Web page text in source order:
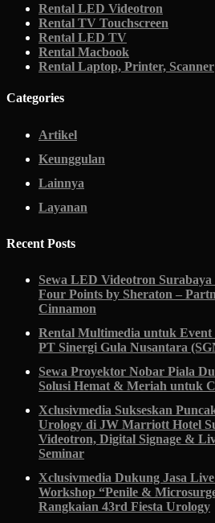
Rental LED Videotron
Rental TV Touchscreen
Rental LED TV
Rental Macbook
Rental Laptop, Printer, Scanner
Categories
Artikel
Keunggulan
Lainnya
Layanan
Recent Posts
Sewa LED Videotron
Four Points by Sheraton –
Cinnamon
Rental Multimedia untuk Event
PT Sinergi Gula Nusantara
Sewa Proyektor Nobar Piala
Solusi Hemat & Meriah untuk
Xclusivmedia Sukseskan
Urology di JW Marriott Hotel
Videotron, Digital Signage &
Seminar
Xclusivmedia Dukung Jasa
Workshop “Penile &
Rangkaian 43rd Fiesta Urology